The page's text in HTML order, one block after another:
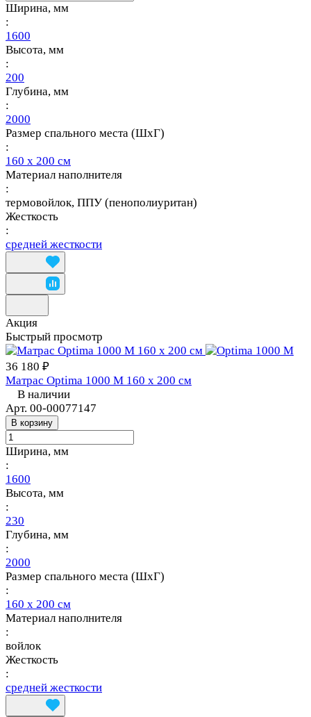
Ширина, мм
:
1600
Высота, мм
:
200
Глубина, мм
:
2000
Размер спального места (ШхГ)
:
160 х 200 см
Материал наполнителя
:
термовойлок, ППУ (пенополиуритан)
Жесткость
:
средней жесткости
Акция
Быстрый просмотр
36 180 ₽
Матрас Optima 1000 M 160 х 200 см
В наличии
Арт. 00-00077147
В корзину
Ширина, мм
:
1600
Высота, мм
:
230
Глубина, мм
:
2000
Размер спального места (ШхГ)
:
160 х 200 см
Материал наполнителя
:
войлок
Жесткость
:
средней жесткости